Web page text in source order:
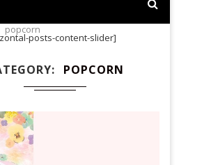
posts-content-slider]
popcorn
POPCORN